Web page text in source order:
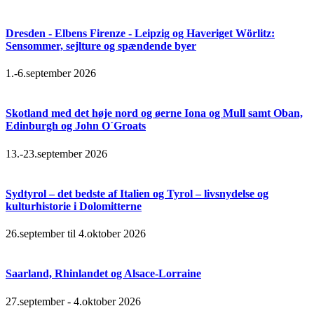
Dresden - Elbens Firenze - Leipzig og Haveriget Wörlitz:
Sensommer, sejlture og spændende byer
1.-6.september 2026
Skotland med det høje nord og øerne Iona og Mull samt Oban,
Edinburgh og John O´Groats
13.-23.september 2026
Sydtyrol – det bedste af Italien og Tyrol – livsnydelse og
kulturhistorie i Dolomitterne
26.september til 4.oktober 2026
Saarland, Rhinlandet og Alsace-Lorraine
27.september - 4.oktober 2026